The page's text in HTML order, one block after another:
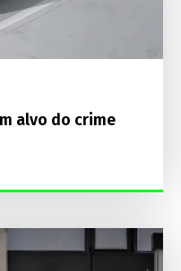
alvo do crime